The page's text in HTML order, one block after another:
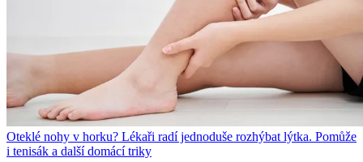
Oteklé nohy v horku? Lékaři radí jednoduše rozhýbat lýtka. Pomůže
i tenisák a další domácí triky